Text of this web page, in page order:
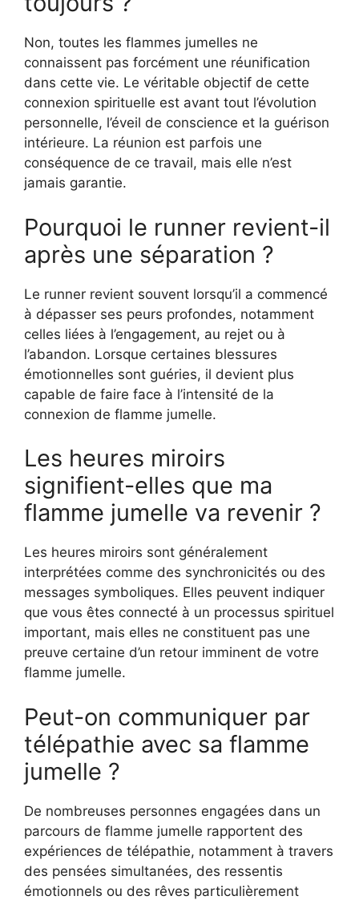
Non, toutes les flammes jumelles ne
connaissent pas forcément une réunification
dans cette vie. Le véritable objectif de cette
connexion spirituelle est avant tout l’évolution
personnelle, l’éveil de conscience et la guérison
intérieure. La réunion est parfois une
conséquence de ce travail, mais elle n’est
jamais garantie.
Pourquoi le runner revient-il
après une séparation ?
Le runner revient souvent lorsqu’il a commencé
à dépasser ses peurs profondes, notamment
celles liées à l’engagement, au rejet ou à
l’abandon. Lorsque certaines blessures
émotionnelles sont guéries, il devient plus
capable de faire face à l’intensité de la
connexion de flamme jumelle.
Les heures miroirs
signifient-elles que ma
flamme jumelle va revenir ?
Les heures miroirs sont généralement
interprétées comme des synchronicités ou des
messages symboliques. Elles peuvent indiquer
que vous êtes connecté à un processus spirituel
important, mais elles ne constituent pas une
preuve certaine d’un retour imminent de votre
flamme jumelle.
Peut-on communiquer par
télépathie avec sa flamme
jumelle ?
De nombreuses personnes engagées dans un
parcours de flamme jumelle rapportent des
expériences de télépathie, notamment à travers
des pensées simultanées, des ressentis
émotionnels ou des rêves particulièrement